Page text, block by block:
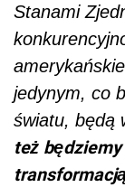
Stanami
jedynym, co
światu, będą
też